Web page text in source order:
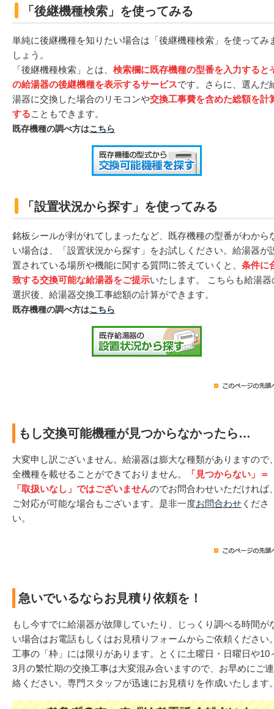
「後継機種検索」を使ってみる
単純に後継機種を知りたい場合は「後継機種検索」を使ってみ
しょう。
「後継機種検索」とは、 検索欄に既存機種の型番を入力すると
の給湯器の後継機種を表示するサービスです。さらに、選んだ
湯器に交換した場合のリモコンや交換工事費を含めた総額を計
することもできます。
既存機種の調べ方はこちら
「設置状況から探す」を使ってみる
銘板シールが剥がれてしまったなど、既存機種の型番がわから
い場合は、「設置状況から探す」をお試しください。給湯器が
置されている場所や機能に関する質問に答えていくと、 条件に
致する交換可能な給湯器をご提示いたします。 こちらも給湯器
選択後、給湯器交換工事総額の計算ができます。
既存機種の調べ方はこちら
もし交換可能機種が見つからなかったら…
大変申し訳ございません。給湯器は膨大な種類がありますので
全機種を載せることができておりません。
「見つからない」＝
「取扱いなし」ではございませんのでお問合わせいただければ
ご対応が可能な場合もございます。是非一度お問合わせ くださ
い。
急いでいるならお見積り依頼を！
もし今すでに給湯器が故障していたり、じっくり調べる時間が
い場合はお電話もしくはお見積りフォームからご依頼ください
工事の「枠」には限りがあります。とくに土曜日・日曜日や10
3月の繁忙期の交換工事は大変混み合いますので、お早めにご連
絡ください。専門スタッフが迅速にお見積りを作成いたします